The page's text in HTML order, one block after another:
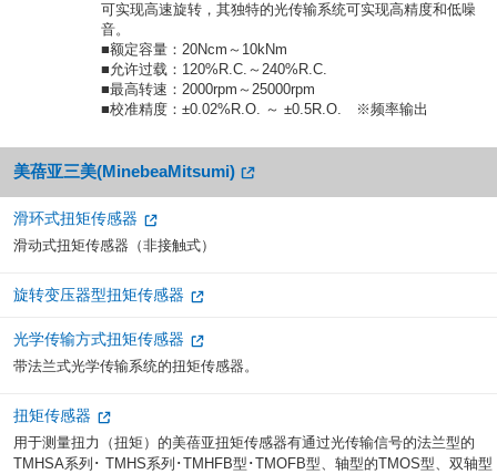
可实现高速旋转，其独特的光传输系统可实现高精度和低噪
音。
■额定容量：20Ncm～10kNm
■允许过载：120%R.C.～240%R.C.
■最高转速：2000rpm～25000rpm
■校准精度：±0.02%R.O. ～ ±0.5R.O. ※频率输出
美蓓亚三美(MinebeaMitsumi)
滑环式扭矩传感器
滑动式扭矩传感器（非接触式）
旋转变压器型扭矩传感器
光学传输方式扭矩传感器
带法兰式光学传输系统的扭矩传感器。
扭矩传感器
用于测量扭力（扭矩）的美蓓亚扭矩传感器有通过光传输信号的法兰型的
TMHSA系列･ TMHS系列･TMHFB型･TMOFB型、轴型的TMOS型、双轴型